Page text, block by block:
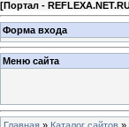
[Портал -
Форма входа
Меню сайта